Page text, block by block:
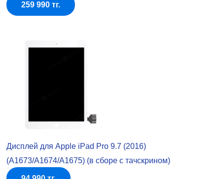
259 990 тг.
Дисплей для Apple iPad Pro 9.7 (2016)
(A1673/A1674/A1675) (в сборе с тачскрином)